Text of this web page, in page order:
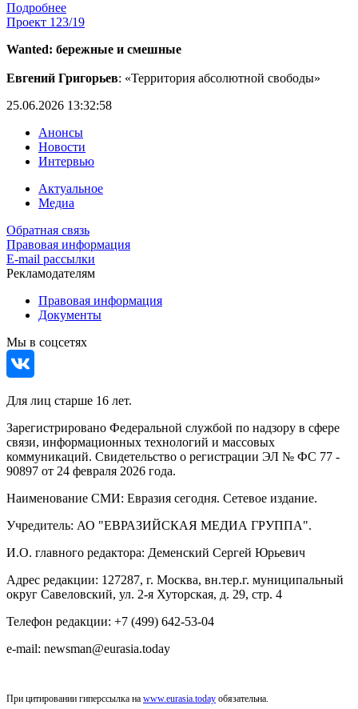
Подробнее
Проект 123/19
Wanted: бережные и смешные
Евгений Григорьев: «Территория абсолютной свободы»
25.06.2026 13:32:58
Анонсы
Новости
Интервью
Актуальное
Медиа
Обратная связь
Правовая информация
E-mail рассылки
Рекламодателям
Правовая информация
Документы
Мы в соцсетях
Для лиц старше 16 лет.
Зарегистрировано Федеральной службой по надзору в сфере
связи, информационных технологий и массовых
коммуникаций. Свидетельство о регистрации ЭЛ № ФС 77 -
90897 от 24 февраля 2026 года.
Наименование СМИ: Евразия сегодня. Сетевое издание.
Учредитель: АО "ЕВРАЗИЙСКАЯ МЕДИА ГРУППА".
И.О. главного редактора: Деменский Сергей Юрьевич
Адрес редакции: 127287, г. Москва, вн.тер.г. муниципальный
округ Савеловский, ул. 2-я Хуторская, д. 29, стр. 4
Телефон редакции: +7 (499) 642-53-04
e-mail: newsman@eurasia.today
При цитировании гиперссылка на www.eurasia.today обязательна.